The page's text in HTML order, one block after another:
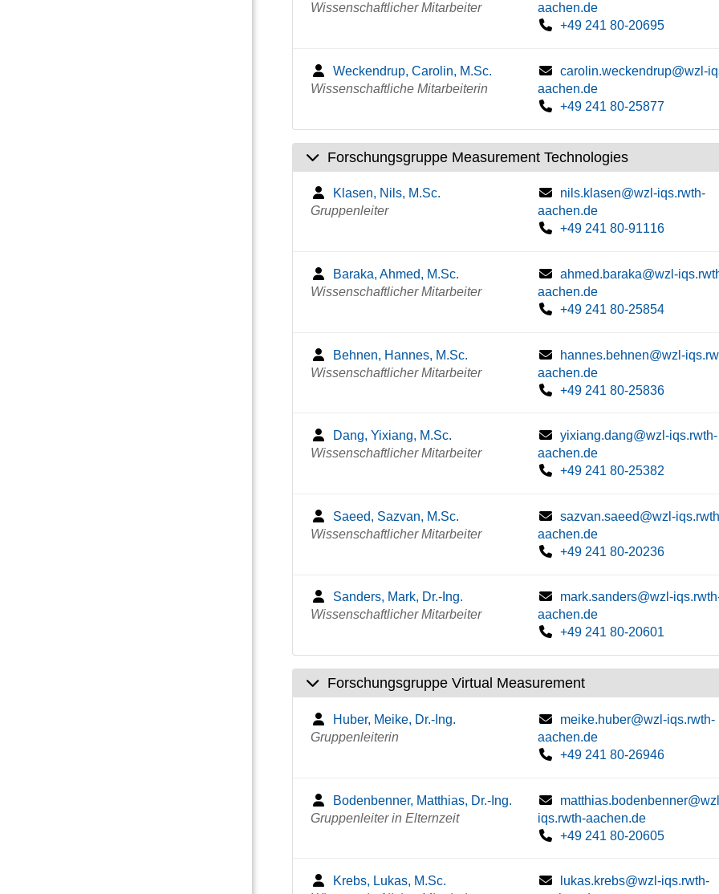
Wissenschaftlicher Mitarbeiter
aachen.de
+49 241 80-20695
Weckendrup, Carolin, M.Sc.
Wissenschaftliche Mitarbeiterin
carolin.weckendrup@wzl-
aachen.de
+49 241 80-25877
Forschungsgruppe Measurement Technologies
Klasen, Nils, M.Sc.
Gruppenleiter
nils.klasen@wzl-iqs.rwth-
aachen.de
+49 241 80-91116
Baraka, Ahmed, M.Sc.
Wissenschaftlicher Mitarbeiter
ahmed.baraka@wzl-
aachen.de
+49 241 80-25854
Behnen, Hannes, M.Sc.
Wissenschaftlicher Mitarbeiter
hannes.behnen@wzl-
aachen.de
+49 241 80-25836
Dang, Yixiang, M.Sc.
Wissenschaftlicher Mitarbeiter
yixiang.dang@wzl-iqs.rwth-
aachen.de
+49 241 80-25382
Saeed, Sazvan, M.Sc.
Wissenschaftlicher Mitarbeiter
sazvan.saeed@wzl-
aachen.de
+49 241 80-20236
Sanders, Mark, Dr.-Ing.
Wissenschaftlicher Mitarbeiter
mark.sanders@wzl-
aachen.de
+49 241 80-20601
Forschungsgruppe Virtual Measurement
Huber, Meike, Dr.-Ing.
Gruppenleiterin
meike.huber@wzl-iqs.rwth-
aachen.de
+49 241 80-26946
Bodenbenner, Matthias, Dr.-Ing.
Gruppenleiter in Elternzeit
iqs.rwth-aachen.de
+49 241 80-20605
Krebs, Lukas, M.Sc.
lukas.krebs@wzl-iqs.rwth-